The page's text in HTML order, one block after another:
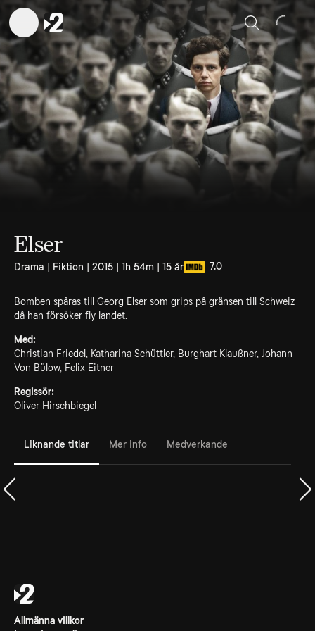
Sök
Elser
Drama | Fiktion | 2015 | 1h 54m | 15 år 7.0
Bomben spåras till Georg Elser som grips på gränsen till Schweiz
då han försöker fly landet.
Med:
Christian Friedel, Katharina Schüttler, Burghart Klaußner, Johann
Von Bülow, Felix Eitner
Regissör:
Oliver Hirschbiegel
Liknande titlar Mer info Medverkande
Allmänna villkor